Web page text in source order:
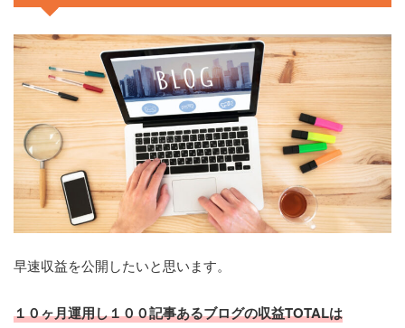
早速収益を公開したいと思います。
１０ヶ月運用し１００記事あるブログの収益TOTALは